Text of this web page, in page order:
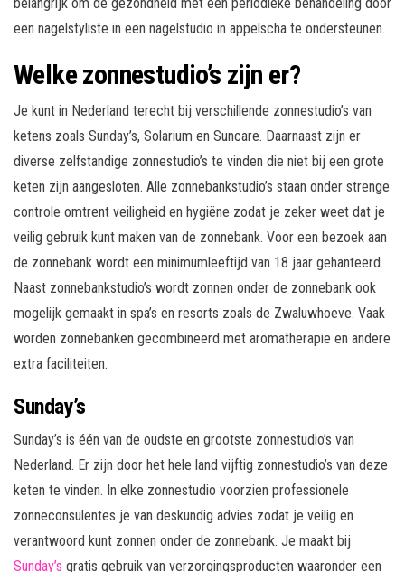
een nagelstyliste in een nagelstudio in appelscha te ondersteunen.
Welke zonnestudio’s zijn er?
Je kunt in Nederland terecht bij verschillende zonnestudio’s van
ketens zoals Sunday’s, Solarium en Suncare. Daarnaast zijn er
diverse zelfstandige zonnestudio’s te vinden die niet bij een grote
keten zijn aangesloten. Alle zonnebankstudio’s staan onder strenge
controle omtrent veiligheid en hygiëne zodat je zeker weet dat je
veilig gebruik kunt maken van de zonnebank. Voor een bezoek aan
de zonnebank wordt een minimumleeftijd van 18 jaar gehanteerd.
Naast zonnebankstudio’s wordt zonnen onder de zonnebank ook
mogelijk gemaakt in spa’s en resorts zoals de Zwaluwhoeve. Vaak
worden zonnebanken gecombineerd met aromatherapie en andere
extra faciliteiten.
Sunday’s
Sunday’s is één van de oudste en grootste zonnestudio’s van
Nederland. Er zijn door het hele land vijftig zonnestudio’s van deze
keten te vinden. In elke zonnestudio voorzien professionele
zonneconsulentes je van deskundig advies zodat je veilig en
verantwoord kunt zonnen onder de zonnebank. Je maakt bij
Sunday’s gratis gebruik van verzorgingsproducten waaronder een